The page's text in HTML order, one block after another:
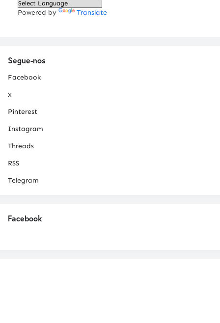
Powered by Translate
Segue-nos
Facebook
x
Pinterest
Instagram
Threads
RSS
Telegram
Facebook